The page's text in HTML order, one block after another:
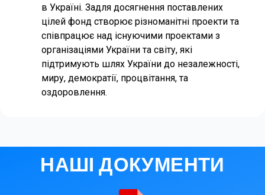
в Україні. Задля досягнення поставлених
цілей фонд створює різноманітні проекти та
співпрацює над існуючими проектами з
організаціями України та світу, які
підтримують шлях України до незалежності,
миру, демократії, процвітання, та
оздоровлення.
НАШІ ДОКУМЕНТИ